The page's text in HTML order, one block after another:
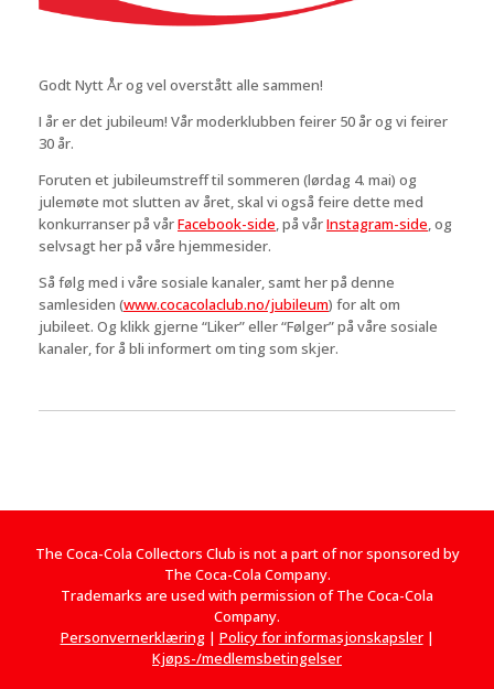
Godt Nytt År og vel overstått alle sammen!
I år er det jubileum! Vår moderklubben feirer 50 år og vi feirer
30 år.
Foruten et jubileumstreff til sommeren (lørdag 4. mai) og
julemøte mot slutten av året, skal vi også feire dette med
konkurranser på vårFacebook-side, på vårInstagram-side, og
selvsagt her på våre hjemmesider.
Så følg med i våre sosiale kanaler, samt her på denne
samlesiden (www.cocacolaclub.no/jubileum) for alt om
jubileet. Og klikk gjerne “Liker” eller “Følger” på våre sosiale
kanaler, for å bli informert om ting som skjer.
The Coca-Cola Collectors Club is not a part of nor sponsored by
The Coca-Cola Company.
Trademarks are used with permission of The Coca-Cola
Company.
Personvernerklæring| Policy for informasjonskapsler|
Kjøps-/medlemsbetingelser